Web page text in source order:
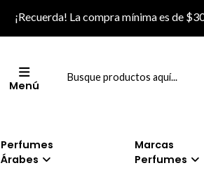
¡Recuerda! La compra mínima es de
Menú
Perfumes
Árabes
Marcas
Perfumes